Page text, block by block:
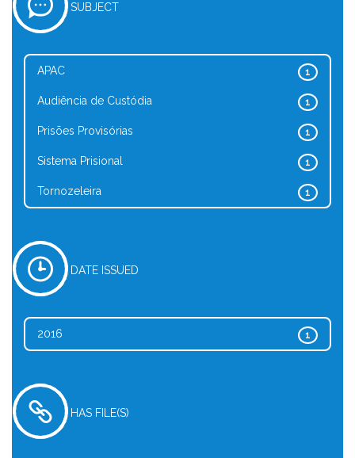
SUBJECT
1
APAC
1
Audiência de Custódia
1
Prisões Provisórias
1
Sistema Prisional
1
Tornozeleira
DATE ISSUED
1
2016
HAS FILE(S)